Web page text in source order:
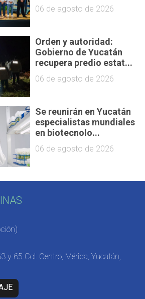
06 de agosto de 2026
Orden y autoridad:
Gobierno de Yucatán
recupera predio estat...
06 de agosto de 2026
Se reunirán en Yucatán
especialistas mundiales
en biotecnolo...
06 de agosto de 2026
y 65 Col. Centro, Mérida, Yucatán,